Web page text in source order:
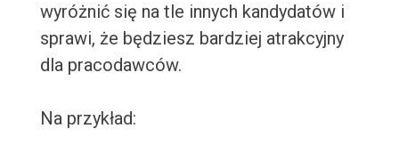
wyróżnić się na tle innych kandydatów i
sprawi, że będziesz bardziej atrakcyjny
dla pracodawców.
Na przykład: